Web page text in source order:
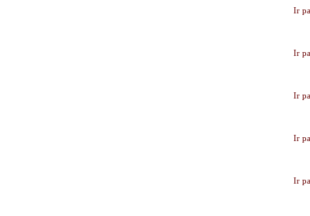
Ir
Ir
Ir
Ir
Ir